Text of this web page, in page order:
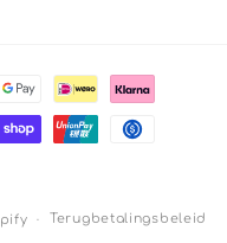
Terugbetalingsbeleid